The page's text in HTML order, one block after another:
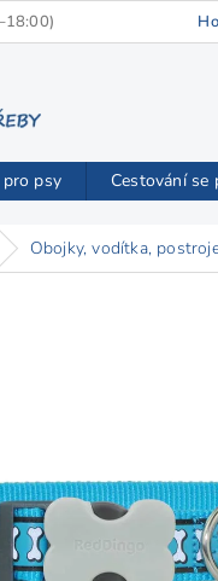
psy Cestování se
Obojky, vodítka,